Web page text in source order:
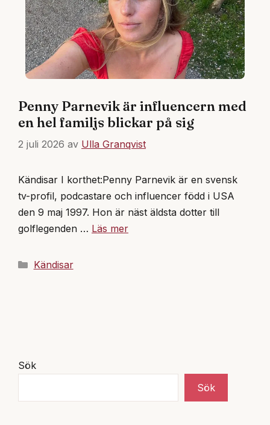
Penny Parnevik är influencern med
en hel familjs blickar på sig
2 juli 2026 av Ulla Granqvist
Kändisar I korthet:Penny Parnevik är en svensk
tv-profil, podcastare och influencer född i USA
den 9 maj 1997. Hon är näst äldsta dotter till
golflegenden … Läs mer
Kategorier
Kändisar
Sök
Sök